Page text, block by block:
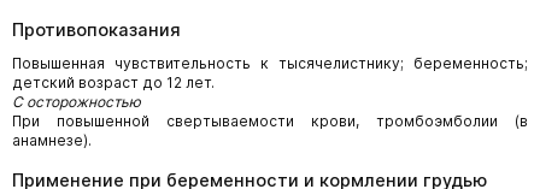
Противопоказания
Повышенная чувствительность к тысячелистнику; беременность;
детский возраст до 12 лет.
С осторожностью
При повышенной свертываемости крови, тромбоэмболии (в
анамнезе).
Применение при беременности и кормлении грудью